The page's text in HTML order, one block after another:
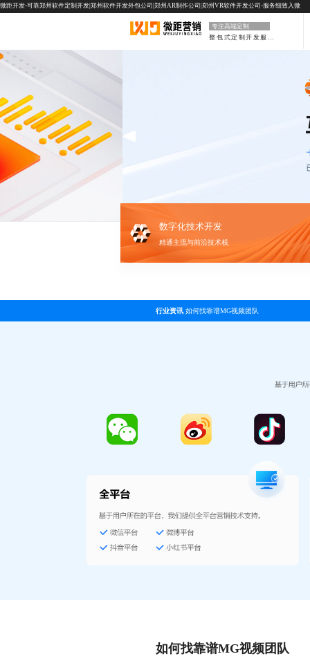
微距开发-可靠郑州软件定制开发|郑州软件开发外包公司|郑州AR制作公司|郑州VR软件开发公司-服务细致入微
专注高端定制
数字化技术开发
精通主流与前沿技术栈
行业资讯 如何找靠谱MG视频团队
如何找靠谱MG视频团队